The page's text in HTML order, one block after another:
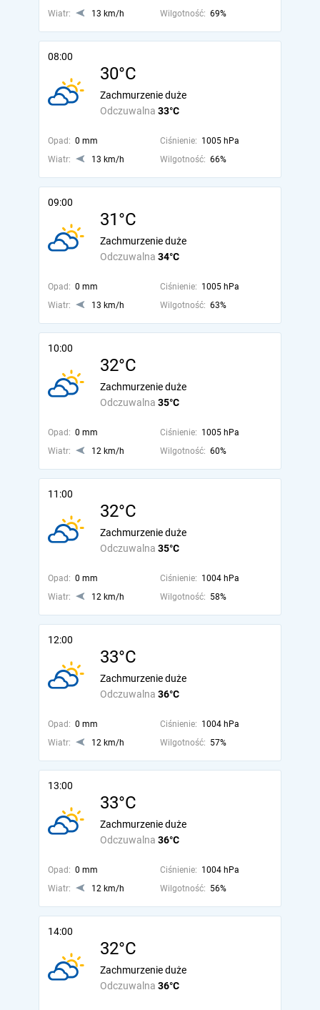
Wiatr: 13 km/h Wilgotność: 69%
08:00
30°C
Odczuwalna 33°C
Zachmurzenie duże
Opad: 0 mm Ciśnienie: 1005 hPa
Wiatr:
13 km/h Wilgotność: 66%
09:00
31°C
Odczuwalna 34°C
Zachmurzenie duże
Opad: 0 mm Ciśnienie: 1005 hPa
Wiatr:
13 km/h Wilgotność: 63%
10:00
32°C
Odczuwalna 35°C
Zachmurzenie duże
Opad: 0 mm Ciśnienie: 1005 hPa
Wiatr:
12 km/h Wilgotność: 60%
11:00
32°C
Odczuwalna 35°C
Zachmurzenie duże
Opad: 0 mm Ciśnienie: 1004 hPa
Wiatr:
12 km/h Wilgotność: 58%
12:00
33°C
Odczuwalna 36°C
Zachmurzenie duże
Opad: 0 mm Ciśnienie: 1004 hPa
Wiatr:
12 km/h Wilgotność: 57%
13:00
33°C
Odczuwalna 36°C
Zachmurzenie duże
Opad: 0 mm Ciśnienie: 1004 hPa
Wiatr:
12 km/h Wilgotność: 56%
14:00
32°C
Odczuwalna 36°C
Zachmurzenie duże